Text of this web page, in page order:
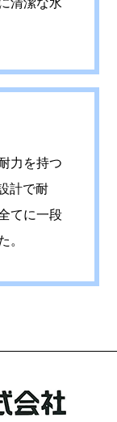
力を持つ
計で耐
てに一段
。